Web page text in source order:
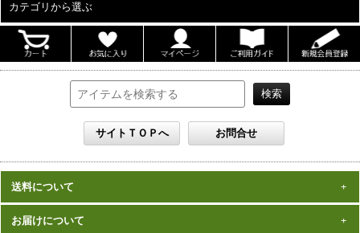
カテゴリから選ぶ
ALL
男性写真集
雑誌
送料について
数量、価格に関わらず
お届けについて